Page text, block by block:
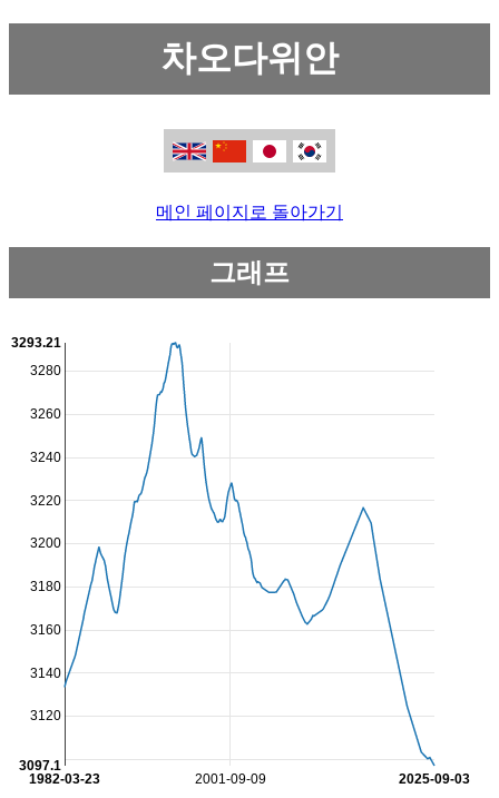
차오다위안
메인 페이지로 돌아가기
그래프
2001-09-09
1982-03-23 2025-09-03
3120
3140
3160
3180
3200
3220
3240
3260
3280
3097.1
3293.21